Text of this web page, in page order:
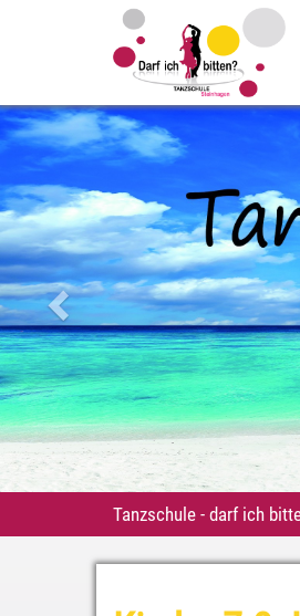
Zurück
Tanzschule - darf ich